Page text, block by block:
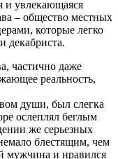
и увлекающаяся
– общество местных
которые легко
декабриста.
частично даже
реальность,
души, был слегка
ослеплял беглым
же серьезных
блестящим, чем
мужчина и нравился